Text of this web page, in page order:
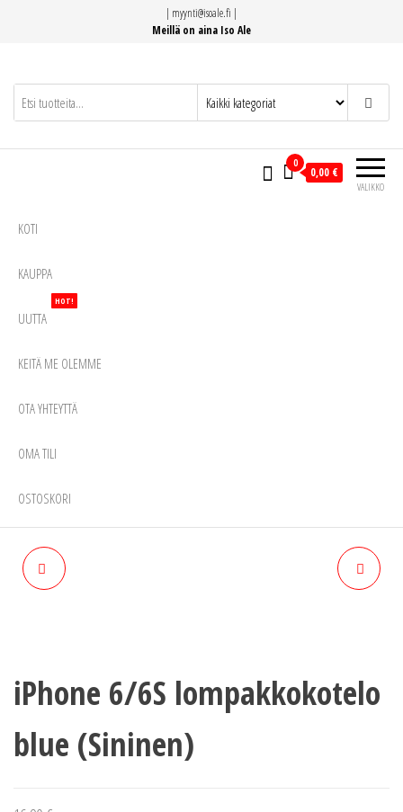
| myynti@isoale.fi |
Meillä on aina Iso Ale
VALIKKO
0
0,00 €
KOTI
KAUPPA
UUTTA
HOT!
KEITÄ ME OLEMME
OTA YHTEYTTÄ
OMA TILI
OSTOSKORI
iPhone 6/6S lompakkokotelo
blue (Sininen)